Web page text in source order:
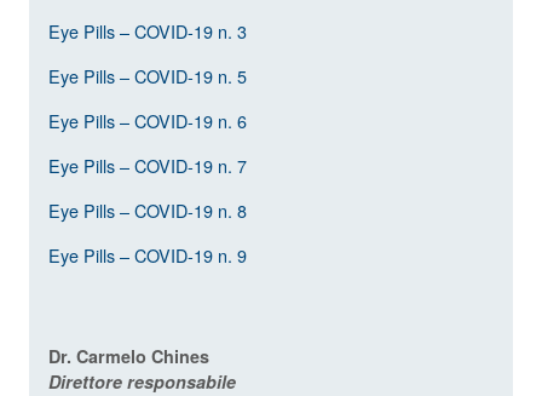
Eye Pills – COVID-19 n. 3
Eye Pills – COVID-19 n. 5
Eye Pills – COVID-19 n. 6
Eye Pills – COVID-19 n. 7
Eye Pills – COVID-19 n. 8
Eye Pills – COVID-19 n. 9
Dr. Carmelo Chines
Direttore responsabile